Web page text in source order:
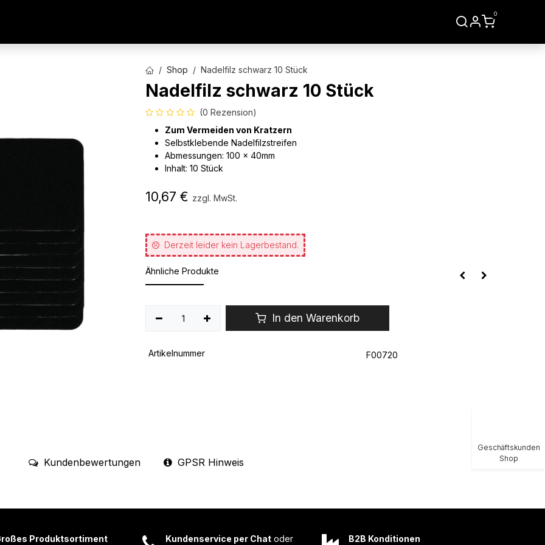
0
Shop Nadelfilz schwarz 10 Stück
Nadelfilz schwarz 10 Stück
(0 Rezension)
Zum Vermeiden von Kratzern
Selbstklebende Nadelfilzstreifen
Abmessungen: 100 x 40mm
Inhalt: 10 Stück
10,67 € zzgl. MwSt.
Derzeit leider kein Lagerbestand.
Ähnliche Produkte
In den Warenkorb
Artikelnummer F00720
Kundenbewertungen GPSR Hinweis
Produktsortiment Kundenservice per Chat oder B2B Konditionen
Geschäftskunden
Shop